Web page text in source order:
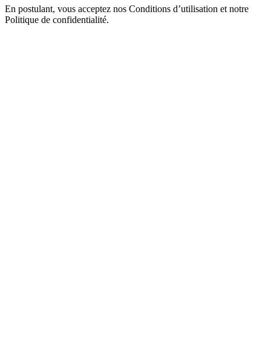
En postulant, vous acceptez nos Conditions d’utilisation et notre
Politique de confidentialité.